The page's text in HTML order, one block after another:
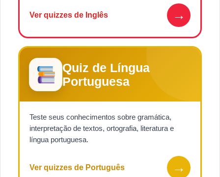
Ver quizzes de Inglês →
Quiz de Língua
Portuguesa
Teste seus conhecimentos sobre gramática,
interpretação de textos, ortografia, literatura e
língua portuguesa.
Ver quizzes de Português →